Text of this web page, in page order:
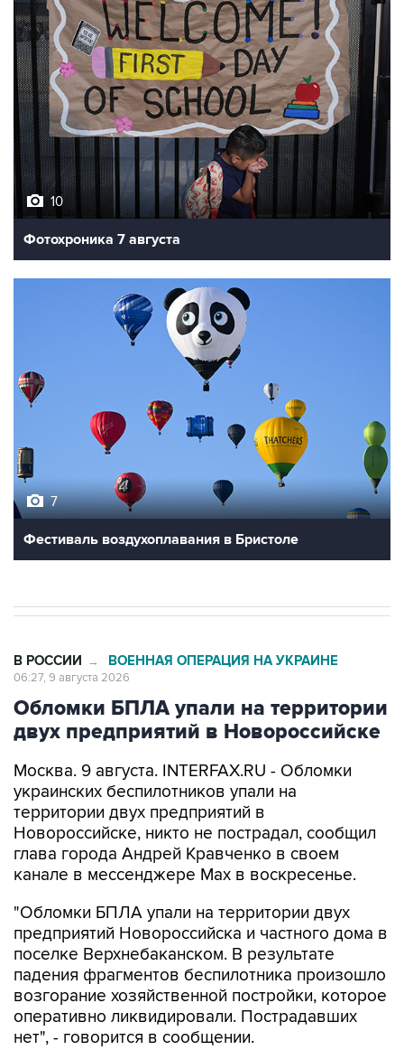
10
Фотохроника 7 августа
7
Фестиваль воздухоплавания в Бристоле
В РОССИИ → ВОЕННАЯ ОПЕРАЦИЯ НА УКРАИНЕ
06:27, 9 августа 2026
Обломки БПЛА упали на территории
двух предприятий в Новороссийске
Москва. 9 августа. INTERFAX.RU - Обломки
украинских беспилотников упали на
территории двух предприятий в
Новороссийске, никто не пострадал, сообщил
глава города Андрей Кравченко в своем
канале в мессенджере Max в воскресенье.
"Обломки БПЛА упали на территории двух
предприятий Новороссийска и частного дома в
поселке Верхнебаканском. В результате
падения фрагментов беспилотника произошло
возгорание хозяйственной постройки, которое
оперативно ликвидировали. Пострадавших
нет", - говорится в сообщении.